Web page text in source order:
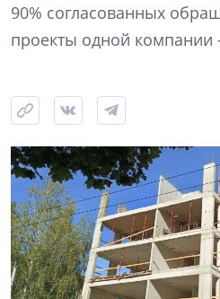
90% согласованных
проекты одной компании